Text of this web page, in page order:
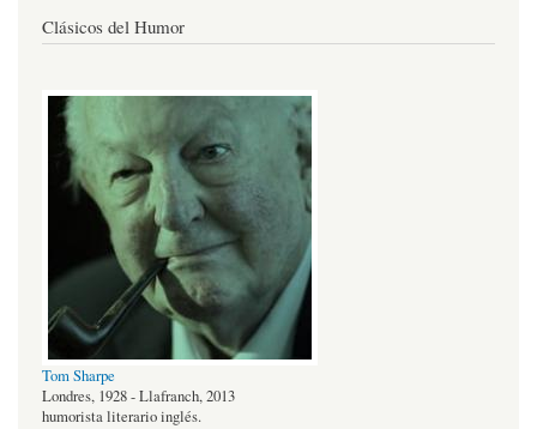
Clásicos del Humor
Tom Sharpe
Londres, 1928 - Llafranch, 2013
humorista literario inglés.